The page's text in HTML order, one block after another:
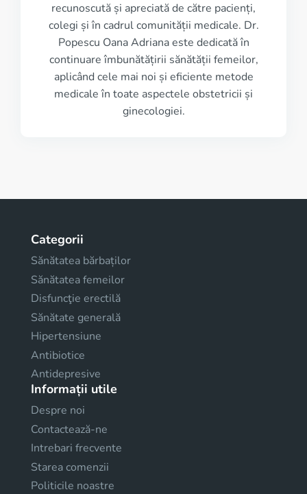
recunoscută și apreciată de către pacienți,
colegi și în cadrul comunității medicale. Dr.
Popescu Oana Adriana este dedicată în
continuare îmbunătățirii sănătății femeilor,
aplicând cele mai noi și eficiente metode
medicale în toate aspectele obstetricii și
ginecologiei.
Categorii
Sănătatea bărbaților
Sănătatea femeilor
Disfuncţie erectilă
Sănătate generală
Hipertensiune
Antibiotice
Antidepresive
Informații utile
Despre noi
Contactează-ne
Intrebari frecvente
Starea comenzii
Politicile noastre